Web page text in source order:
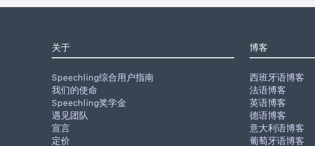
关于
Speechling综合用户指南
我们的使命
Speechling奖学金
遇见团队
宣言
定价
博客
西班牙语博客
法语博客
英语博客
德语博客
意大利语博客
葡萄牙语博客